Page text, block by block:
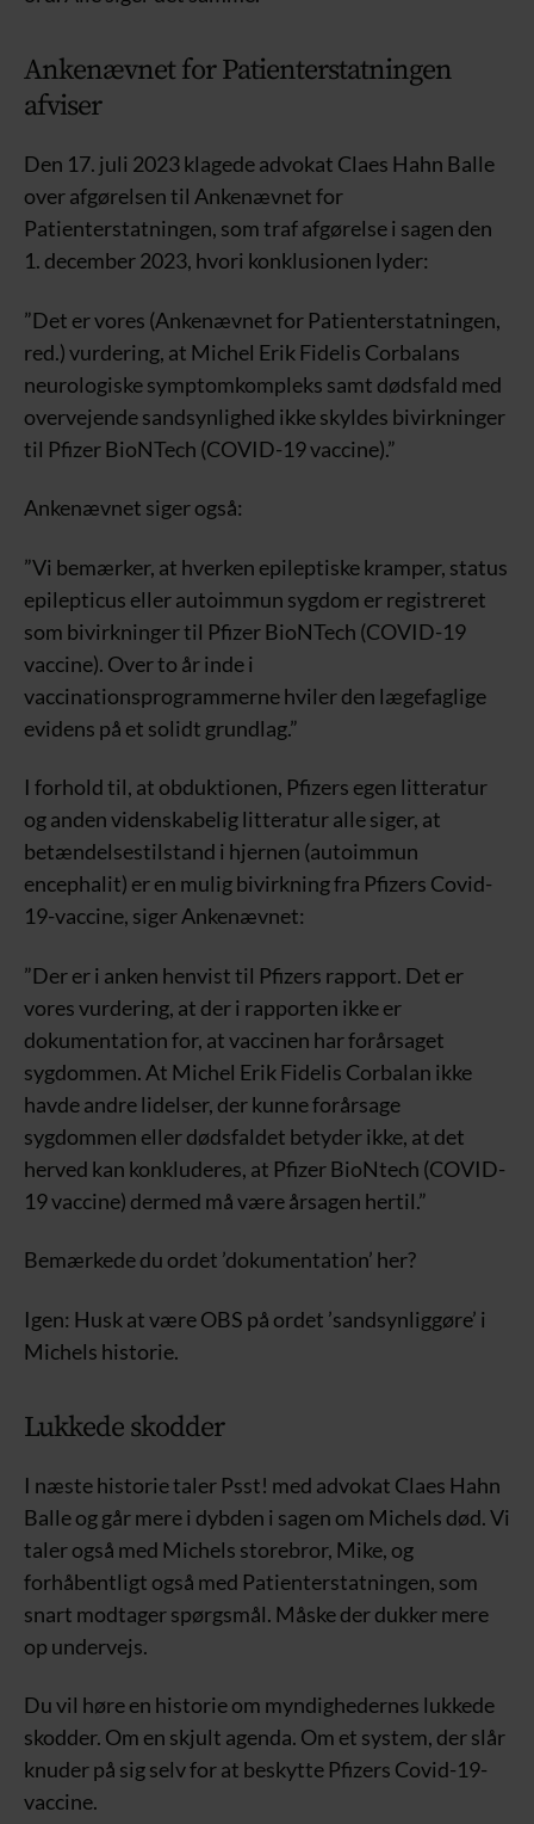
Ankenævnet for Patienterstatningen
afviser
Den 17. juli 2023 klagede advokat Claes Hahn Balle
over afgørelsen til Ankenævnet for
Patienterstatningen, som traf afgørelse i sagen den
1. december 2023, hvori konklusionen lyder:
”Det er vores (Ankenævnet for Patienterstatningen,
red.) vurdering, at Michel Erik Fidelis Corbalans
neurologiske symptomkompleks samt dødsfald med
overvejende sandsynlighed ikke skyldes bivirkninger
til Pfizer BioNTech (COVID-19 vaccine).”
Ankenævnet siger også:
”Vi bemærker, at hverken epileptiske kramper, status
epilepticus eller autoimmun sygdom er registreret
som bivirkninger til Pfizer BioNTech (COVID-19
vaccine). Over to år inde i
vaccinationsprogrammerne hviler den lægefaglige
evidens på et solidt grundlag.”
I forhold til, at obduktionen, Pfizers egen litteratur
og anden videnskabelig litteratur alle siger, at
betændelsestilstand i hjernen (autoimmun
encephalit) er en mulig bivirkning fra Pfizers Covid-
19-vaccine, siger Ankenævnet:
”Der er i anken henvist til Pfizers rapport. Det er
vores vurdering, at der i rapporten ikke er
dokumentation for, at vaccinen har forårsaget
sygdommen. At Michel Erik Fidelis Corbalan ikke
havde andre lidelser, der kunne forårsage
sygdommen eller dødsfaldet betyder ikke, at det
herved kan konkluderes, at Pfizer BioNtech (COVID-
19 vaccine) dermed må være årsagen hertil.”
Bemærkede du ordet ’dokumentation’ her?
Igen: Husk at være OBS på ordet ’sandsynliggøre’ i
Michels historie.
Lukkede skodder
I næste historie taler Psst! med advokat Claes Hahn
Balle og går mere i dybden i sagen om Michels død. Vi
taler også med Michels storebror, Mike, og
forhåbentligt også med Patienterstatningen, som
snart modtager spørgsmål. Måske der dukker mere
op undervejs.
Du vil høre en historie om myndighedernes lukkede
skodder. Om en skjult agenda. Om et system, der slår
knuder på sig selv for at beskytte Pfizers Covid-19-
vaccine.